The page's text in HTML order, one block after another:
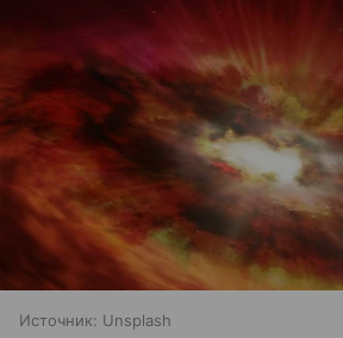
Источник: Unsplash